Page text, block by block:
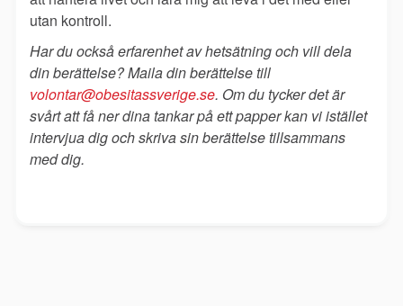
utan kontroll.
Har du också erfarenhet av hetsätning och vill dela
din berättelse? Maila din berättelse till
volontar@obesitassverige.se. Om du tycker det är
svårt att få ner dina tankar på ett papper kan vi istället
intervjua dig och skriva sin berättelse tillsammans
med dig.